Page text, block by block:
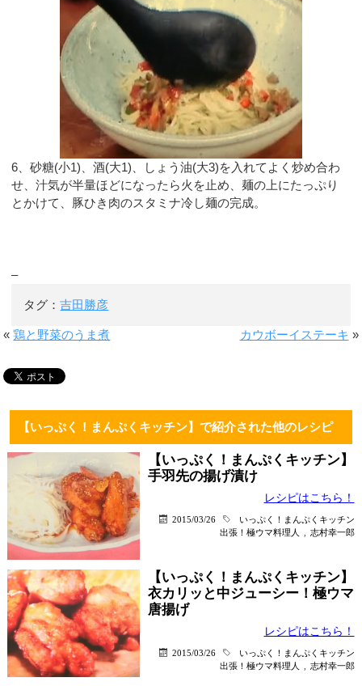
6、砂糖(小1)、酒(大1)、しょう油(大3)を入れてよく炒め合わ
せ、汁気が半量ほどになったら火を止め、麺の上にたっぷり
とかけて、豚ひき肉のスタミナ冷し麺の完成。
–
タグ：吉田勝彦
«鶏と野菜のうま煮 カウボーイステーキ »
【いっぷく！まんぷくキッチン】で紹介された他のレシピ
【いっぷく！まんぷくキッチン】
手羽先の揚げ漬け
レシピはこちら！
2015/03/26
いっぷく！まんぷくキッチン
出張！極ウマ料理人
志村幸一郎
【いっぷく！まんぷくキッチン】
衣カリッと中ジューシー！極ウマ
唐揚げ
レシピはこちら！
2015/03/26
いっぷく！まんぷくキッチン
出張！極ウマ料理人
志村幸一郎